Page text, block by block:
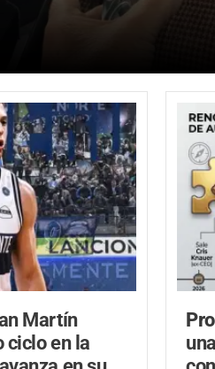
Martín
ciclo en la